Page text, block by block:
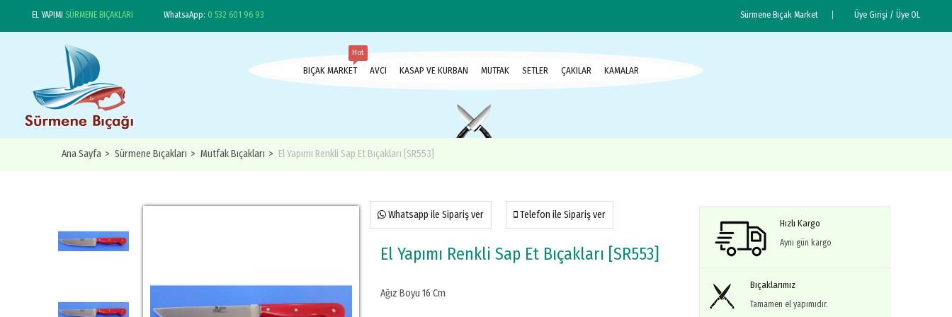
EL YAPIMI SÜRMENE BIÇAKLARI WhatsaApp: 0 532 601 96 93 Üye Girişi / Üye OL
Sürmene Bıçak Market
BIÇAK MARKET
Hot
AVCI KASAP VE KURBAN MUTFAK SETLER ÇAKILAR KAMALAR
Ana Sayfa Sürmene Bıçakları Mutfak Bıçakları El Yapımı Renkli Sap Et Bıçakları [SR553]
Whatsapp ile Sipariş ver Telefon ile Sipariş ver
El Yapımı Renkli Sap Et Bıçakları [SR553]
Ağız Boyu 16 Cm
Hızlı Kargo
Aynı gün kargo
Bıçaklarımız
Tamamen el yapımıdır.